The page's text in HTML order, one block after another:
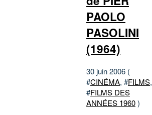
PAOLO
PASOLINI
(1964)
30 juin 2006 (
#CINÉMA, #FILMS,
#FILMS DES
ANNÉES 1960)